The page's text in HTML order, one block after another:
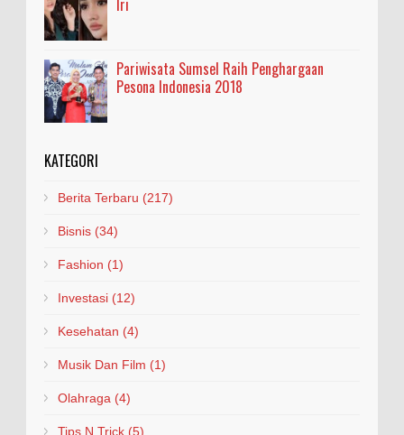
Iri
Pariwisata Sumsel Raih Penghargaan
Pesona Indonesia 2018
KATEGORI
Berita Terbaru (217)
Bisnis (34)
Fashion (1)
Investasi (12)
Kesehatan (4)
Musik Dan Film (1)
Olahraga (4)
Tips N Trick (5)